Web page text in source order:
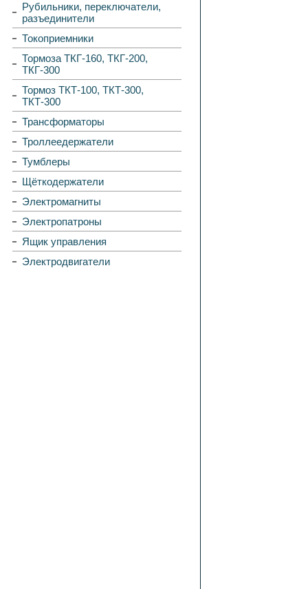
Рубильники, переключатели,
разъединители
Токоприемники
Тормоза ТКГ-160, ТКГ-200,
ТКГ-300
Тормоз ТКТ-100, ТКТ-300,
ТКТ-300
Трансформаторы
Троллеедержатели
Тумблеры
Щёткодержатели
Электромагниты
Электропатроны
Ящик управления
Электродвигатели